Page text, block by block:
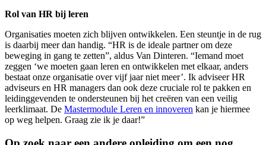
Rol van HR bij leren
Organisaties moeten zich blijven ontwikkelen. Een steuntje in de rug
is daarbij meer dan handig. “HR is de ideale partner om deze
beweging in gang te zetten”, aldus Van Dinteren. “Iemand moet
zeggen ‘we moeten gaan leren en ontwikkelen met elkaar, anders
bestaat onze organisatie over vijf jaar niet meer’. Ik adviseer HR
adviseurs en HR managers dan ook deze cruciale rol te pakken en
leidinggevenden te ondersteunen bij het creëren van een veilig
leerklimaat. De Mastermodule Leren en innoveren kan je hiermee
op weg helpen. Graag zie ik je daar!”